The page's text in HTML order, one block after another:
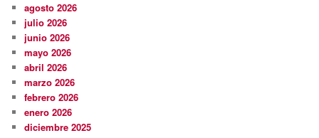
agosto 2026
julio 2026
junio 2026
mayo 2026
abril 2026
marzo 2026
febrero 2026
enero 2026
diciembre 2025